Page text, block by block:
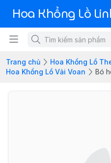
Hoa Khổng Lồ
Trang chủ
Hoa Khổng Lồ
Hoa Khổng Lồ Vải Voan
Bó